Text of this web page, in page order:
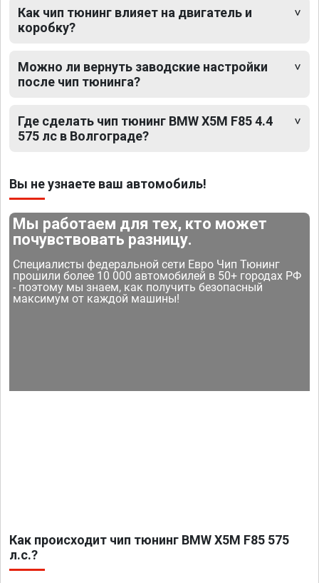
Как чип тюнинг влияет на двигатель и
коробку?
Можно ли вернуть заводские настройки
после чип тюнинга?
Где сделать чип тюнинг BMW X5M F85 4.4
575 лс в Волгограде?
Вы не узнаете ваш автомобиль!
Мы работаем для тех, кто может
почувствовать разницу.
Специалисты федеральной сети Евро Чип Тюнинг
прошили более 10 000 автомобилей в 50+ городах РФ
- поэтому мы знаем, как получить безопасный
максимум от каждой машины!
Как происходит чип тюнинг BMW X5M F85 575
л.с.?